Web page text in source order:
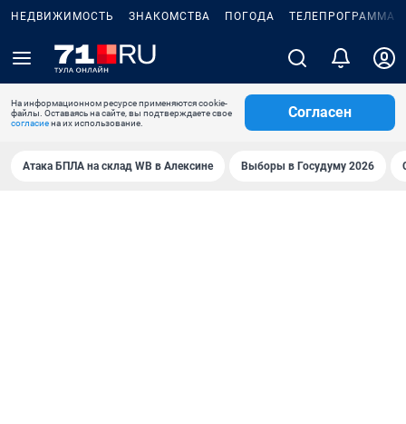
НЕДВИЖИМОСТЬ ЗНАКОМСТВА ПОГОДА ТЕЛЕПРОГРАММА
На информационном ресурсе применяются cookie-
файлы. Оставаясь на сайте, вы подтверждаете свое
согласиена их использование.
Согласен
Атака БПЛА на склад WB в Алексине Выборы в Госудуму 2026